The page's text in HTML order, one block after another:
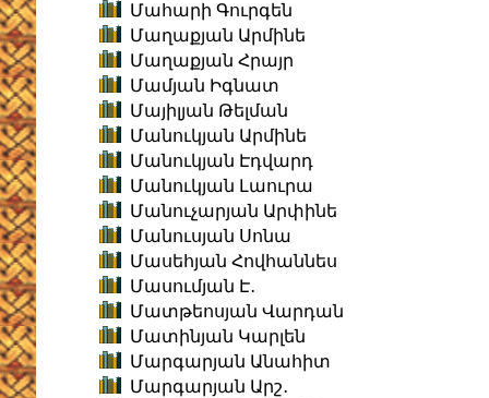
Մահարի Գուրգեն
Մաղաքյան Արմինե
Մաղաքյան Հրայր
Մամյան Իգնատ
Մայիլյան Թելման
Մանուկյան Արմինե
Մանուկյան Էդվարդ
Մանուկյան Լաուրա
Մանուչարյան Արփինե
Մանուսյան Սոնա
Մասեհյան Հովհաննես
Մասումյան Է․
Մատթեոսյան Վարդան
Մատինյան Կարլեն
Մարգարյան Անահիտ
Մարգարյան Արշ․